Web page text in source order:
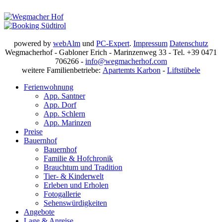
powered by webAlm und PC-Expert. Impressum Datenschutz
Wegmacherhof - Gabloner Erich - Marinzenweg 33 - Tel. +39 0471
706266 - info@wegmacherhof.com
weitere Familienbetriebe: Apartemts Karbon - Liftstübele
Ferienwohnung
App. Santner
App. Dorf
App. Schlern
App. Marinzen
Preise
Bauernhof
Bauernhof
Familie & Hofchronik
Brauchtum und Tradition
Tier- & Kinderwelt
Erleben und Erholen
Fotogallerie
Sehenswürdigkeiten
Angebote